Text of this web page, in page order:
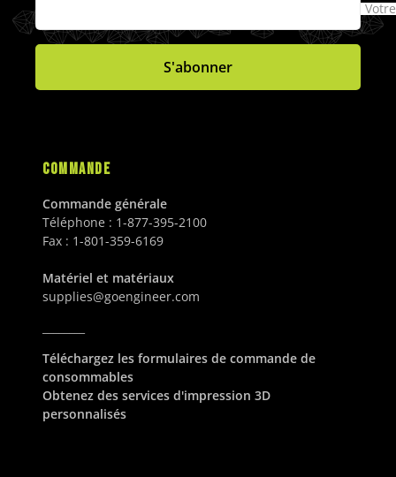
D
U
D
,
9
S'abonner
COMMANDE
Commande générale
Téléphone : 1-877-395-2100
Fax : 1-801-359-6169
Matériel et matériaux
supplies@goengineer.com
Téléchargez les formulaires de commande de
consommables
Obtenez des services d'impression 3D
personnalisés